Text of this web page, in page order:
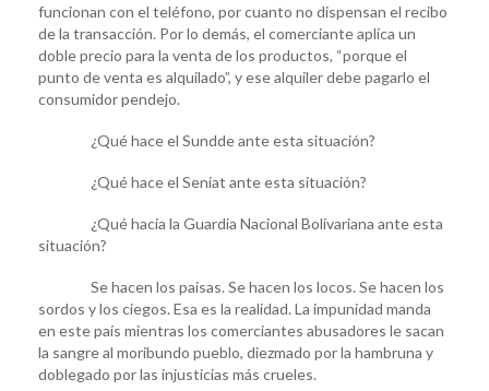
funcionan con el teléfono, por cuanto no dispensan el recibo
de la transacción. Por lo demás, el comerciante aplica un
doble precio para la venta de los productos, “porque el
punto de venta es alquilado”, y ese alquiler debe pagarlo el
consumidor pendejo.
¿Qué hace el Sundde ante esta situación?
¿Qué hace el Seniat ante esta situación?
¿Qué hacia la Guardia Nacional Bolivariana ante esta
situación?
Se hacen los paisas. Se hacen los locos. Se hacen los
sordos y los ciegos. Esa es la realidad. La impunidad manda
en este país mientras los comerciantes abusadores le sacan
la sangre al moribundo pueblo, diezmado por la hambruna y
doblegado por las injusticias más crueles.